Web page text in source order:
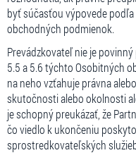
byť súčasťou výpovede
obchodných podmienok.
Prevádzkovateľ nie je
5.5 a 5.6 týchto Osobitných
na neho vzťahuje právna
skutočnosti alebo okolnosti
je schopný preukázať, že
čo viedlo k ukončeniu
sprostredkovateľských